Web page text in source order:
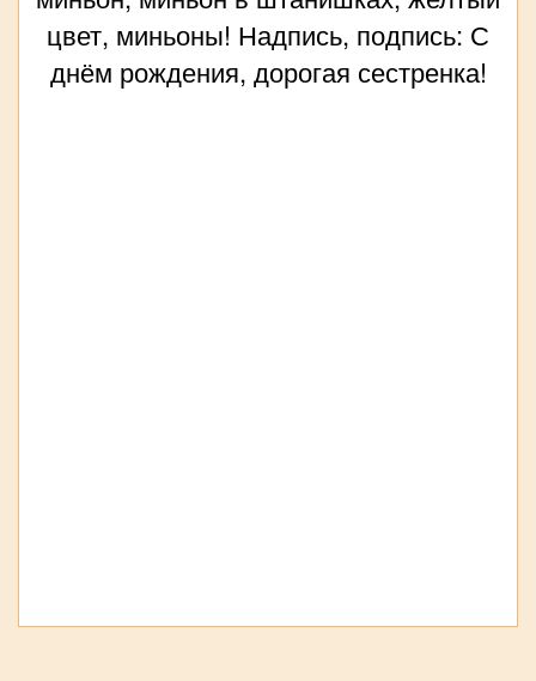
цвет, миньоны! Надпись, подпись: С
днём рождения, дорогая сестренка!